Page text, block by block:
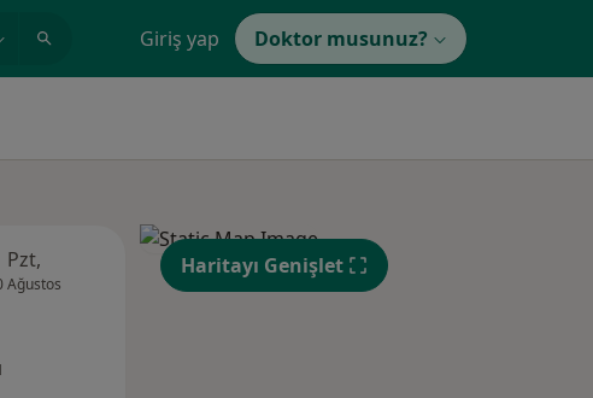
Giriş yap Doktor musunuz?
Pzt,
Ağustos 11 Ağustos
Çar,
12 Ağustos
Per,
13 Ağustos
Haritayı Genişlet